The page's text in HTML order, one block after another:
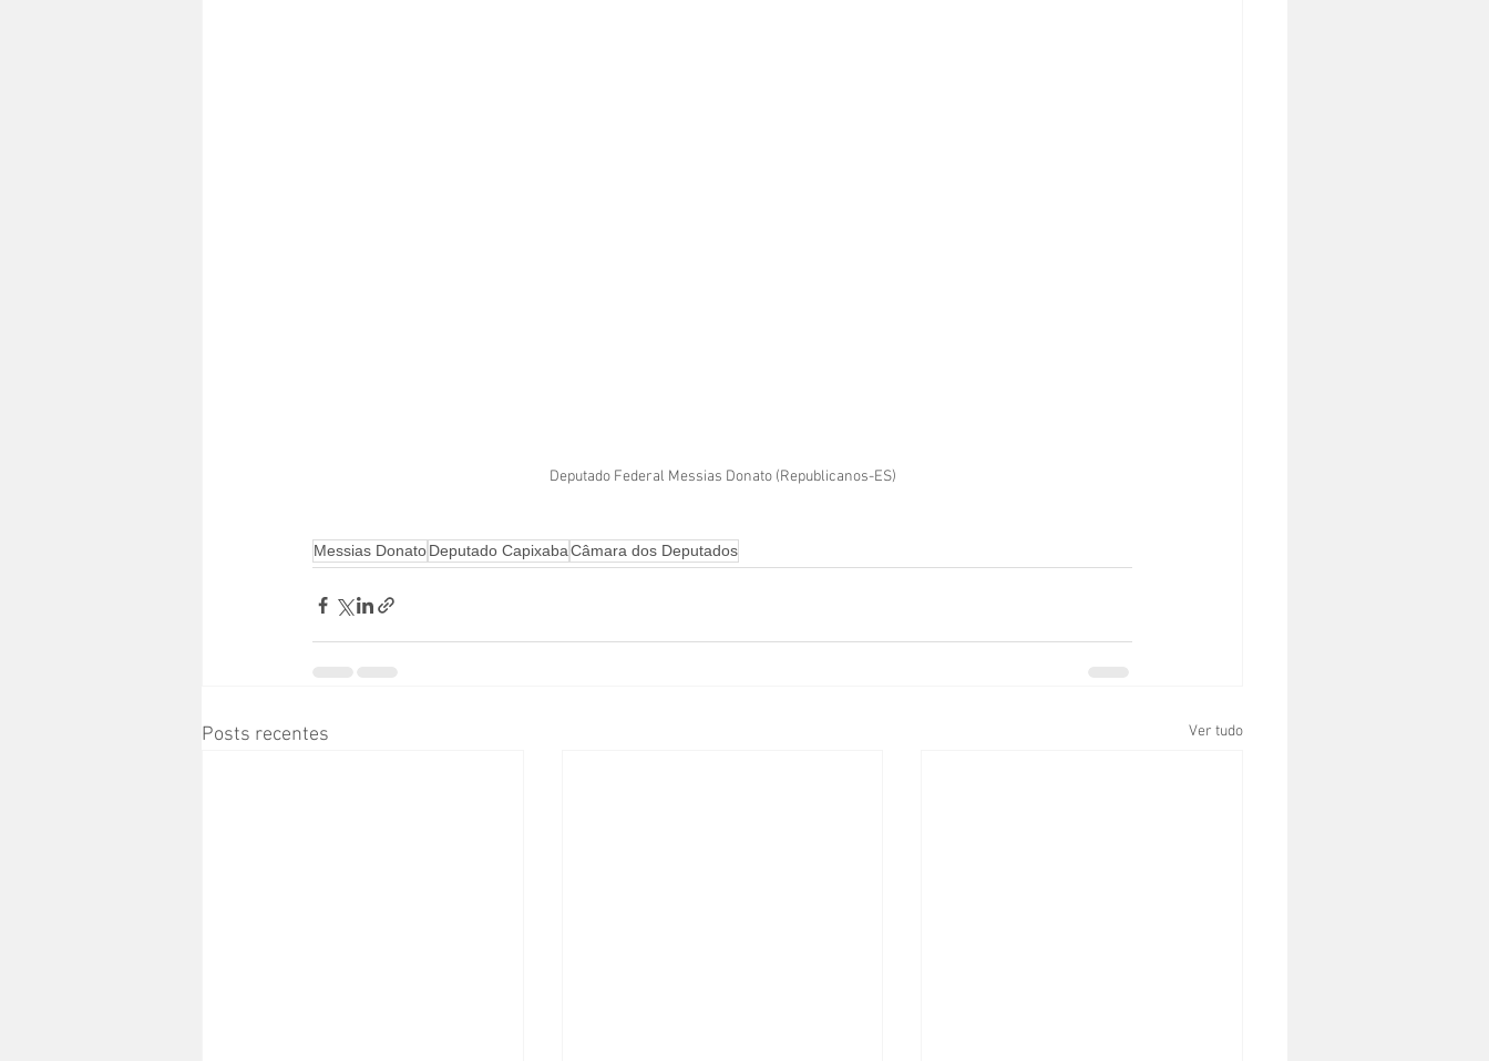
Deputado Federal Messias Donato (Republicanos-ES)
Messias DonatoDeputado CapixabaCâmara dos Deputados
Posts recentes Ver tudo